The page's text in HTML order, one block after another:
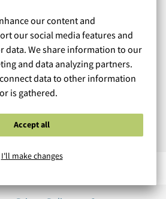
our content and
our social media features and
data. We share information to our
and data analyzing partners.
data to other information
is gathered.
Accept all
I'll make changes
tuli teidän kautta!
ja varma!
teiltä.